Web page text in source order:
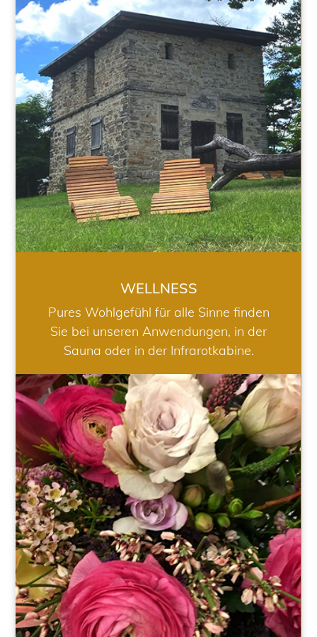
WELLNESS
WELLNESS
Pures Wohlgefühl für alle Sinne finden
Sie bei unseren Anwendungen, in der
Sauna oder in der Infrarotkabine.
HOCHZEIT